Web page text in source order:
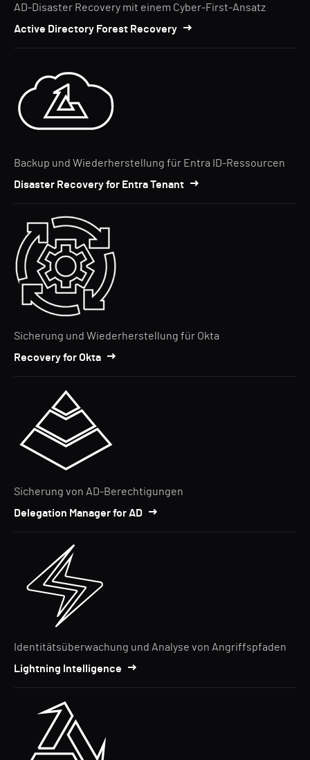
AD-Disaster Recovery mit einem Cyber-First-Ansatz
Active Directory Forest Recovery
Backup und Wiederherstellung für Entra ID-Ressourcen
Disaster Recovery for Entra Tenant
Sicherung und Wiederherstellung für Okta
Recovery for Okta
Sicherung von AD-Berechtigungen
Delegation Manager for AD
Identitätsüberwachung und Analyse von Angriffspfaden
Lightning Intelligence